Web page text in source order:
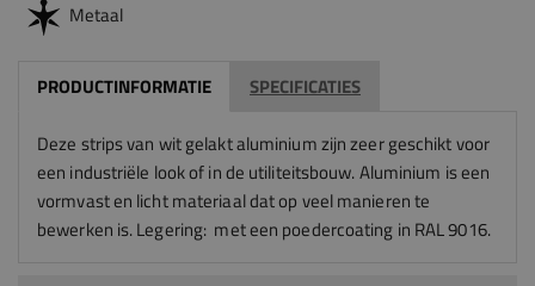
Metaal
PRODUCTINFORMATIE SPECIFICATIES
Deze strips van wit gelakt aluminium zijn zeer geschikt voor
een industriële look of in de utiliteitsbouw. Aluminium is een
vormvast en licht materiaal dat op veel manieren te
bewerken is. Legering: met een poedercoating in RAL 9016.